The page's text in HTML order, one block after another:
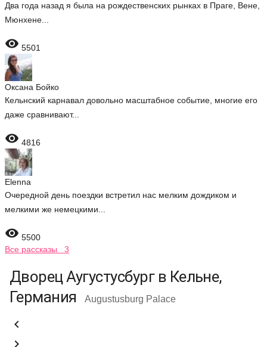
Два года назад я была на рождественских рынках в Праге, Вене,
Мюнхене...
 5501
Оксана Бойко
Кельнский карнавал довольно масштабное событие, многие его
даже сравнивают...
 4816
Elenna
Очередной день поездки встретил нас мелким дождиком и
мелкими же немецкими...
 5500
Все рассказы 3
Дворец Аугустусбург в Кельне,
Германия
Augustusburg Palace

